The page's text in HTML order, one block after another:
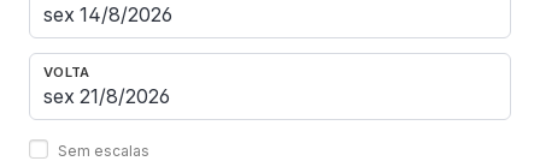
VOLTA
Sem escalas